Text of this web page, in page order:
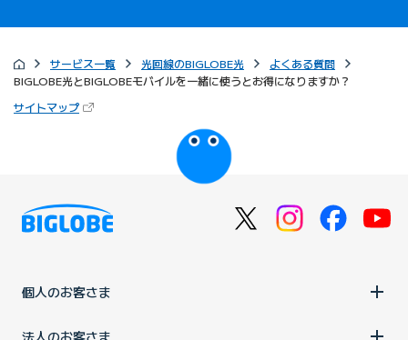
サービス一覧 光回線のBIGLOBE光
よくある質問
BIGLOBE光とBIGLOBEモバイルを一緒に使うとお得になりますか？
サイトマップ（新しいタブで開きます）
びっぷるのページ
個人のお客さま
法人のお客さま